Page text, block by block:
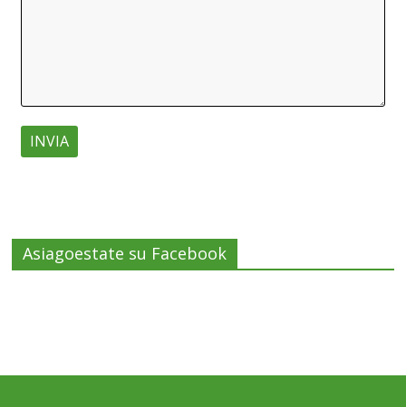
Asiagoestate su Facebook